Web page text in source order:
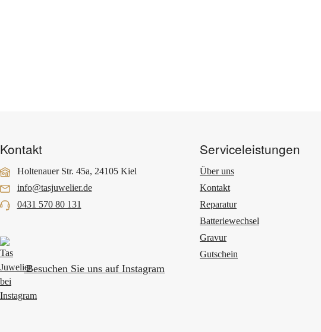
Kontakt
Holtenauer Str. 45a, 24105 Kiel
info@tasjuwelier.de
0431 570 80 131
Besuchen Sie uns auf Instagram
Serviceleistungen
Über uns
Kontakt
Reparatur
Batteriewechsel
Gravur
Gutschein